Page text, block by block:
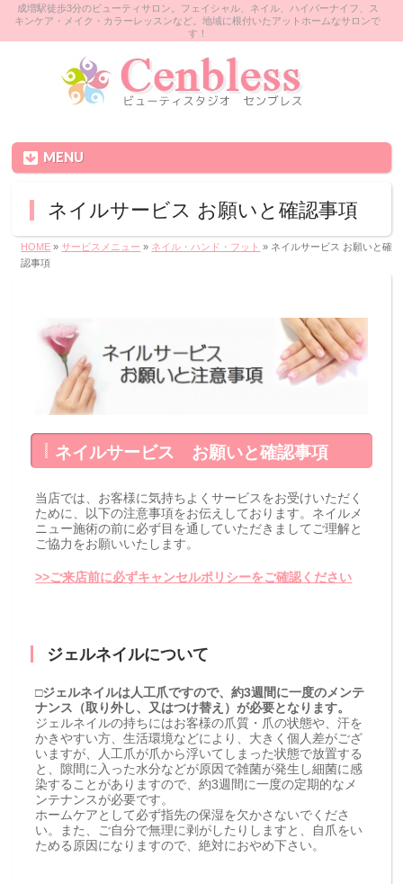
成増駅徒歩3分のビューティサロン。フェイシャル、ネイル、ハイパーナイフ、ス
キンケア・メイク・カラーレッスンなど。地域に根付いたアットホームなサロンで
す！
MENU
ネイルサービス お願いと確認事項
HOME » サービスメニュー » ネイル・ハンド・フット » ネイルサービス お願いと確
認事項
ネイルサービス お願いと確認事項
当店では、お客様に気持ちよくサービスをお受けいただく
ために、以下の注意事項をお伝えしております。ネイルメ
ニュー施術の前に必ず目を通していただきましてご理解と
ご協力をお願いいたします。
>>ご来店前に必ずキャンセルポリシーをご確認ください
ジェルネイルについて
□ジェルネイルは人工爪ですので、約3週間に一度のメンテ
ナンス（取り外し、又はつけ替え）が必要となります。
ジェルネイルの持ちにはお客様の爪質・爪の状態や、汗を
かきやすい方、生活環境などにより、大きく個人差がござ
いますが、人工爪が爪から浮いてしまった状態で放置する
と、隙間に入った水分などが原因で雑菌が発生し細菌に感
染することがありますので、約3週間に一度の定期的なメ
ンテナンスが必要です。
ホームケアとして必ず指先の保湿を欠かさないでくださ
い。また、ご自分で無理に剥がしたりしますと、自爪をい
ためる原因になりますので、絶対におやめ下さい。